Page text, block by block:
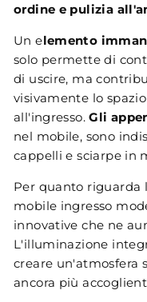
ordine e pulizia
Un elemento
solo permette di
di uscire, ma
visivamente lo
all'ingresso.Gli
nel mobile, sono
cappelli e sciarpe in
Per quanto riguarda
mobile ingresso
innovative che ne
L'illuminazione
creare un'atmosfera
ancora più